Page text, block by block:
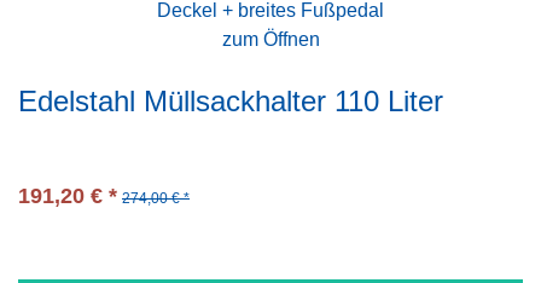
Edelstahl Müllsackhalter 110 Liter
191,20 € * 274,00 € *